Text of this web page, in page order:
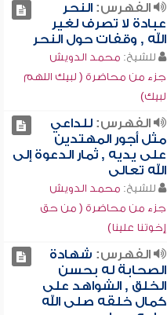
الفهرس:النحر
عبادة لا تصرف لغير
الله , وقفات حول النحر
للشيخ: محمد الدويش
جزء من محاضرة ( لبيك اللهم
لبيك)
الفهرس:للداعي
مثل أجور المهتدين
على يديه , ثمار الدعوة إلى
الله تعالى
للشيخ: محمد الدويش
جزء من محاضرة ( من حق
إخوتنا علينا)
الفهرس: شهادة
الصحابة له بحسن
الخلق , الشواهد على
كمال خلقه صلى الله